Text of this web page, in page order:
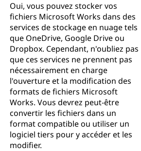
Oui, vous pouvez stocker vos
fichiers Microsoft Works dans des
services de stockage en nuage tels
que OneDrive, Google Drive ou
Dropbox. Cependant, n'oubliez pas
que ces services ne prennent pas
nécessairement en charge
l'ouverture et la modification des
formats de fichiers Microsoft
Works. Vous devrez peut-être
convertir les fichiers dans un
format compatible ou utiliser un
logiciel tiers pour y accéder et les
modifier.